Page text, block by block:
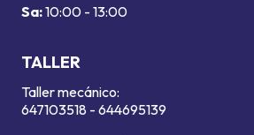
Sa:10:00 - 13:00
TALLER
Taller mecánico:
647103518 - 644695139